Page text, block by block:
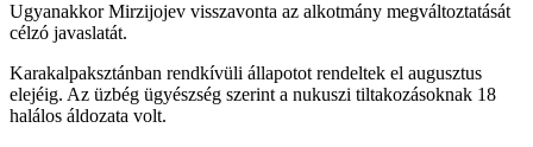
Ugyanakkor Mirzijojev visszavonta az alkotmány megváltoztatását
célzó javaslatát.
Karakalpaksztánban rendkívüli állapotot rendeltek el augusztus
elejéig. Az üzbég ügyészség szerint a nukuszi tiltakozásoknak 18
halálos áldozata volt.